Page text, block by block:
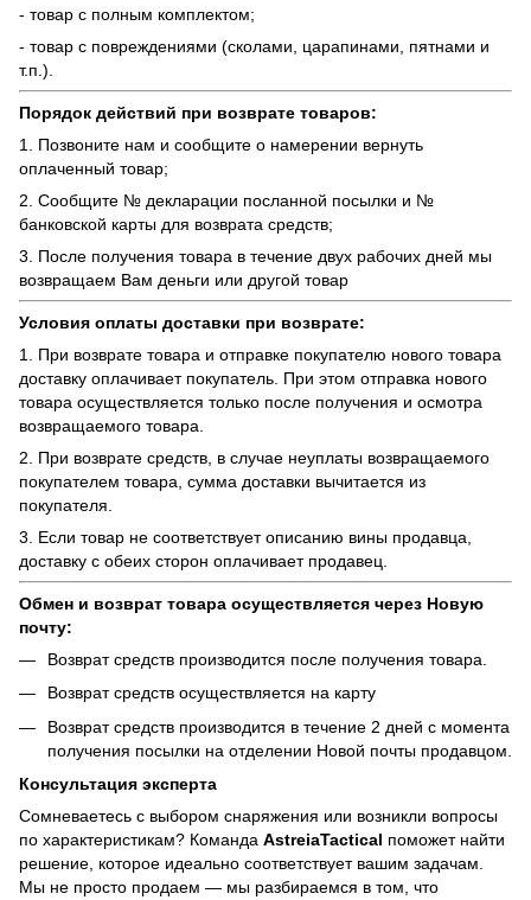
- товар с полным комплектом;
- товар с повреждениями (сколами, царапинами, пятнами и
т.п.).
Порядок действий при возврате товаров:
1. Позвоните нам и сообщите о намерении вернуть
оплаченный товар;
2. Сообщите № декларации посланной посылки и №
банковской карты для возврата средств;
3. После получения товара в течение двух рабочих дней мы
возвращаем Вам деньги или другой товар
Условия оплаты доставки при возврате:
1. При возврате товара и отправке покупателю нового товара
доставку оплачивает покупатель. При этом отправка нового
товара осуществляется только после получения и осмотра
возвращаемого товара.
2. При возврате средств, в случае неуплаты возвращаемого
покупателем товара, сумма доставки вычитается из
покупателя.
3. Если товар не соответствует описанию вины продавца,
доставку с обеих сторон оплачивает продавец.
Обмен и возврат товара осуществляется через Новую
почту:
Возврат средств производится после получения товара.
Возврат средств осуществляется на карту
Возврат средств производится в течение 2 дней с момента
получения посылки на отделении Новой почты продавцом.
Консультация эксперта
Сомневаетесь с выбором снаряжения или возникли вопросы
по характеристикам? Команда AstreiaTactical поможет найти
решение, которое идеально соответствует вашим задачам.
Мы не просто продаем — мы разбираемся в том, что